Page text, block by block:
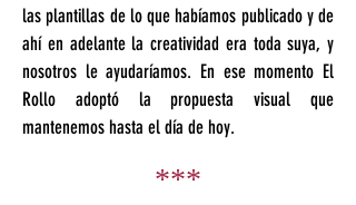
las plantillas de lo que habíamos publicado y de
ahí en adelante la creatividad era toda suya, y
nosotros le ayudaríamos. En ese momento El
Rollo adoptó la propuesta visual que
mantenemos hasta el día de hoy.
***